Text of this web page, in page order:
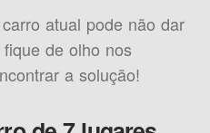
atual pode não dar
de olho nos
a solução!